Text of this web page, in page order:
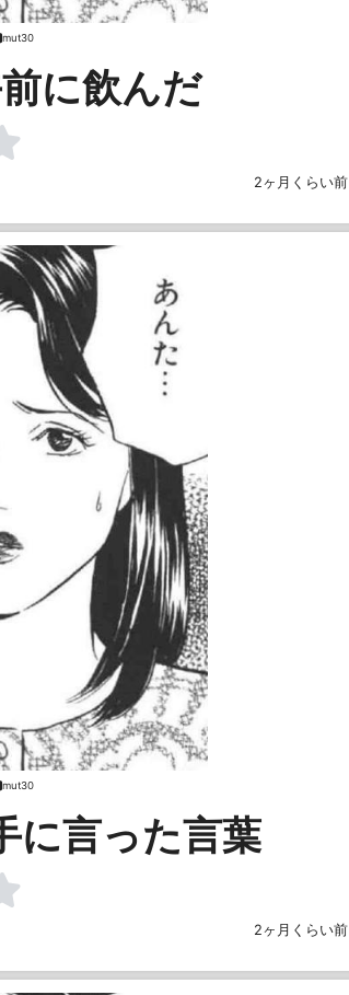
mut30
に飲んだ
2ヶ月くらい前
mut30
に言った言葉
2ヶ月くらい前